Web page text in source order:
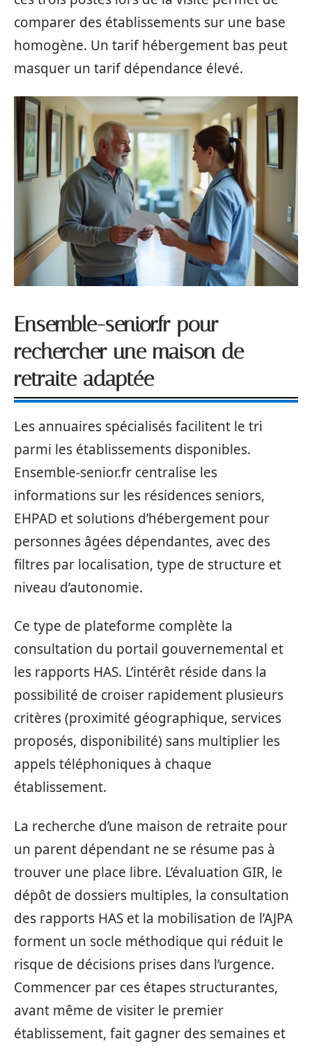
comparer des établissements sur une base
homogène. Un tarif hébergement bas peut
masquer un tarif dépendance élevé.
Ensemble-senior.fr pour
rechercher une maison de
retraite adaptée
Les annuaires spécialisés facilitent le tri
parmi les établissements disponibles.
Ensemble-senior.fr centralise les
informations sur les résidences seniors,
EHPAD et solutions d’hébergement pour
personnes âgées dépendantes, avec des
filtres par localisation, type de structure et
niveau d’autonomie.
Ce type de plateforme complète la
consultation du portail gouvernemental et
les rapports HAS. L’intérêt réside dans la
possibilité de croiser rapidement plusieurs
critères (proximité géographique, services
proposés, disponibilité) sans multiplier les
appels téléphoniques à chaque
établissement.
La recherche d’une maison de retraite pour
un parent dépendant ne se résume pas à
trouver une place libre. L’évaluation GIR, le
dépôt de dossiers multiples, la consultation
des rapports HAS et la mobilisation de l’AJPA
forment un socle méthodique qui réduit le
risque de décisions prises dans l’urgence.
Commencer par ces étapes structurantes,
avant même de visiter le premier
établissement, fait gagner des semaines et